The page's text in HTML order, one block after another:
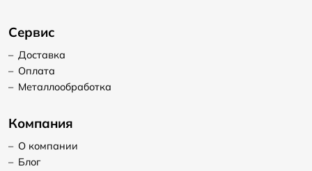
Сервис
– Доставка
– Оплата
– Металлообработка
Компания
– О компании
– Блог